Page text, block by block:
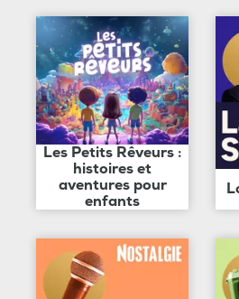
Les Petits Rêveurs :
histoires et
aventures pour
enfants